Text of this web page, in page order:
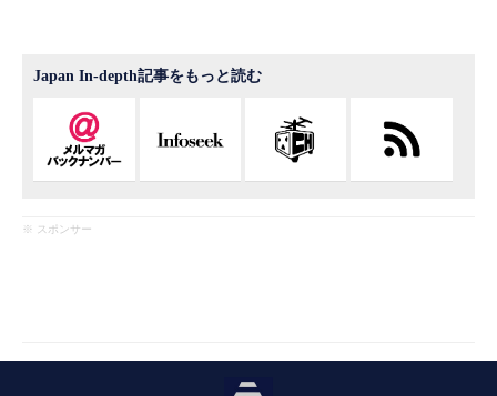
Japan In-depth記事をもっと読む
※ スポンサー